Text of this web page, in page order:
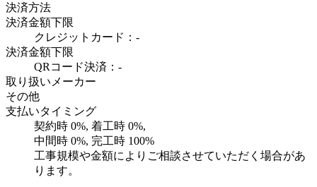
決済方法
決済金額下限
クレジットカード：-
決済金額下限
QRコード決済：-
取り扱いメーカー
その他
支払いタイミング
契約時 0%, 着工時 0%,
中間時 0%, 完工時 100%
工事規模や金額によりご相談させていただく場合があ
ります。